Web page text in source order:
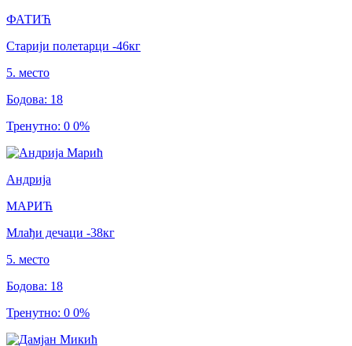
ФАТИЋ
Старији полетарци -46кг
5. место
Бодова: 18
Тренутно: 0 0%
Андрија
МАРИЋ
Млађи дечаци -38кг
5. место
Бодова: 18
Тренутно: 0 0%